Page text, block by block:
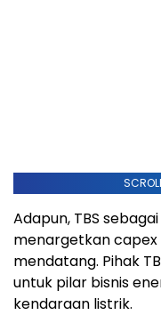
Adapun, TBS
menargetkan capex
mendatang. Pihak
untuk pilar bisnis
kendaraan listrik.